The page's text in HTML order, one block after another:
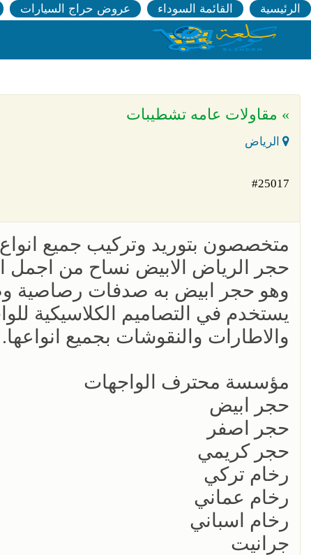
الرئيسية القائمة السوداء عروض حراج السيارات
» مقاولات عامه تشطيبات
الرياض
#25017
متخصصون بتوريد وتركيب جميع
‏حجر الرياض الابيض نساح من اجمل
‏وهو حجر ابيض به صدفات رصاصية
‏يستخدم في التصاميم الكلاسيكية
والاطارات والنقوشات بجميع انواعها.
مؤسسة محترف الواجهات
حجر ابيض
حجر اصفر
حجر كريمي
رخام تركي
رخام عماني
رخام اسباني
جرانيت